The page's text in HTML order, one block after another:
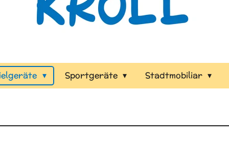
Sportgeräte Stadtmobiliar